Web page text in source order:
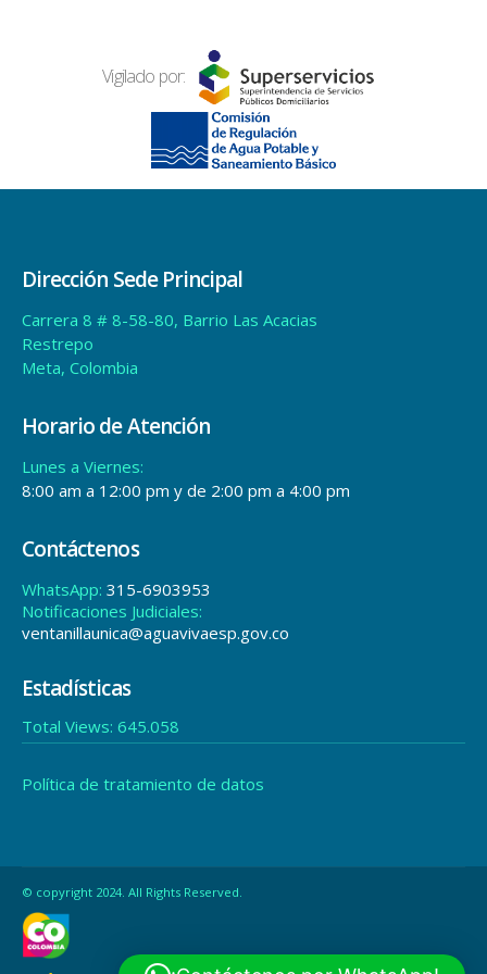
Vigilado por:
Dirección Sede Principal
Carrera 8 # 8-58-80, Barrio Las Acacias
Restrepo
Meta, Colombia
Horario de Atención
Lunes a Viernes:
8:00 am a 12:00 pm y de 2:00 pm a 4:00 pm
Contáctenos
WhatsApp: 315-6903953
Notificaciones Judiciales:
ventanillaunica@aguavivaesp.gov.co
Estadísticas
Total Views: 645.058
Política de tratamiento de datos
© copyright 2024. All Rights Reserved.